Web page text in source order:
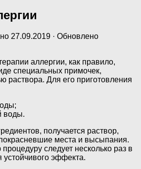
27.09.2019 · Обновлено
аллергии, как правило,
специальных примочек,
раствора. Для его приготовления
воды.
получается раствор,
места и высыпания.
следует несколько раз в
устойчивого эффекта.